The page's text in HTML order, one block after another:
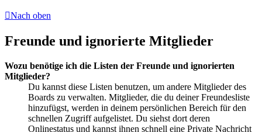
Nach oben
Freunde und ignorierte Mitglieder
Wozu benötige ich die Listen der Freunde und ignorierten
Mitglieder?
Du kannst diese Listen benutzen, um andere Mitglieder des
Boards zu verwalten. Mitglieder, die du deiner Freundesliste
hinzufügst, werden in deinem persönlichen Bereich für den
schnellen Zugriff aufgelistet. Du siehst dort deren
Onlinestatus und kannst ihnen schnell eine Private Nachricht